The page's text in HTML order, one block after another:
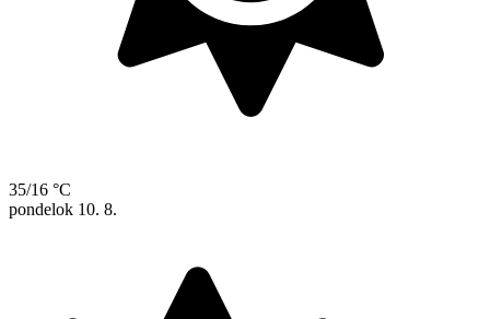
35/16 °C
pondelok 10. 8.